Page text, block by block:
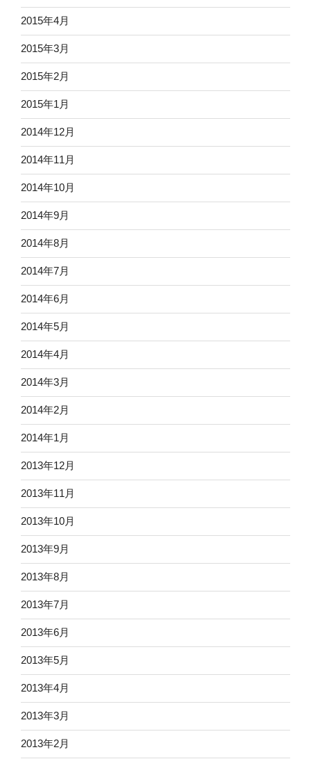
2015年4月
2015年3月
2015年2月
2015年1月
2014年12月
2014年11月
2014年10月
2014年9月
2014年8月
2014年7月
2014年6月
2014年5月
2014年4月
2014年3月
2014年2月
2014年1月
2013年12月
2013年11月
2013年10月
2013年9月
2013年8月
2013年7月
2013年6月
2013年5月
2013年4月
2013年3月
2013年2月